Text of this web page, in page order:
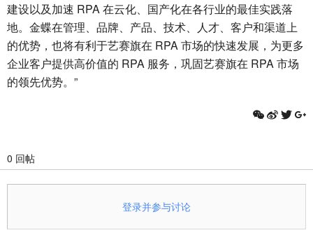
建设以及加速 RPA 在云化、国产化在各行业的最佳实践落
地。金蝶在管理、品牌、产品、技术、人才、客户和渠道上
的优势，也将有利于艺赛旗在 RPA 市场的快速发展，为更多
企业客户提供高价值的 RPA 服务，巩固艺赛旗在 RPA 市场
的领先优势。”
0 回帖
登录并参与讨论